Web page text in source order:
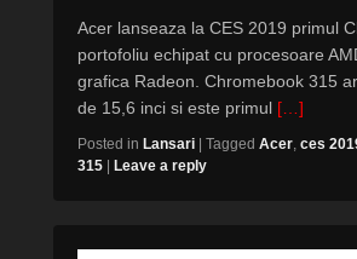
Acer lanseaza la CES 2019 primul
portofoliu echipat cu procesoare
grafica Radeon. Chromebook 315
de 15,6 inci si este primul […]
Posted in Lansari | Tagged Acer ces
315 | Leave a reply